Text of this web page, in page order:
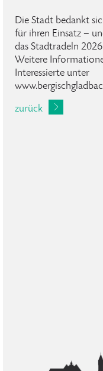
Die Stadt bedankt
für ihren Einsatz –
das Stadtradeln
Weitere
Interessierte unter
zurück